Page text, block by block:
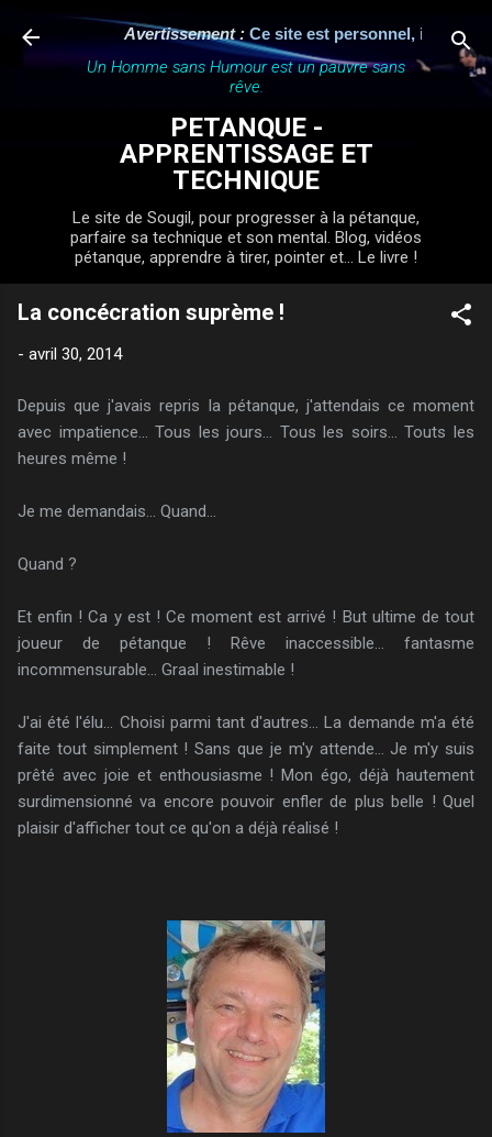
Accéder au contenu principal
Avertissement : Ce site est personnel,
Un Homme sans Humour est un pauvre sans
rêve.
PETANQUE -
APPRENTISSAGE ET
TECHNIQUE
Le site de Sougil, pour progresser à la pétanque,
parfaire sa technique et son mental. Blog, vidéos
pétanque, apprendre à tirer, pointer et... Le livre !
La concécration suprème !
- avril 30, 2014
Depuis que j'avais repris la pétanque, j'attendais ce moment
avec impatience... Tous les jours... Tous les soirs... Touts les
heures même !
Je me demandais... Quand...
Quand ?
Et enfin ! Ca y est ! Ce moment est arrivé ! But ultime de tout
joueur de pétanque ! Rêve inaccessible... fantasme
incommensurable... Graal inestimable !
J'ai été l'élu... Choisi parmi tant d'autres... La demande m'a été
faite tout simplement ! Sans que je m'y attende... Je m'y suis
prêté avec joie et enthousiasme ! Mon égo, déjà hautement
surdimensionné va encore pouvoir enfler de plus belle ! Quel
plaisir d'afficher tout ce qu'on a déjà réalisé !